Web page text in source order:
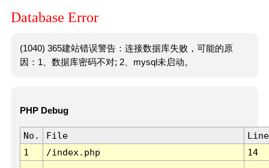
Database Error
(1040) 365建站错误警告：连接数据库失败，可能的原
因：1、数据库密码不对; 2、mysql未启动。
PHP Debug
No. File
Line
1
/index.php 14